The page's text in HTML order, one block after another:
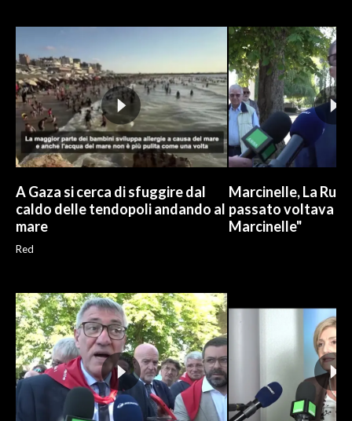
A Gaza si cerca di sfuggire dal
caldo delle tendopoli andando al
mare
Red
Marcinelle, La
passato voltava le
Marcinelle"